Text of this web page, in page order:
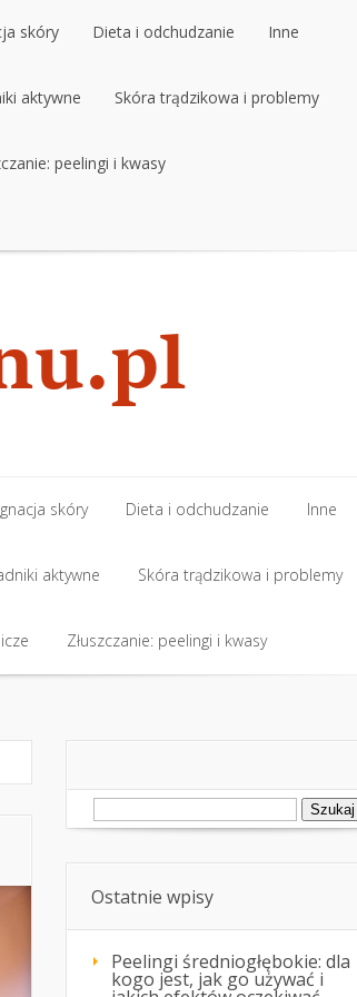
skóry
skóry
Dieta i odchudzanie
Dieta i odchudzanie
Inne
Inne
aktywne
aktywne
Skóra trądzikowa i problemy
Skóra trądzikowa i problemy
peelingi i kwasy
skóry
skóry
Dieta i odchudzanie
Dieta i odchudzanie
Inne
Inne
aktywne
aktywne
Skóra trądzikowa i problemy
Skóra trądzikowa i problemy
Złuszczanie: peelingi i kwasy
Szukaj:
Ostatnie wpisy
Peelingi średniogłębokie: dla
kogo jest, jak go używać i